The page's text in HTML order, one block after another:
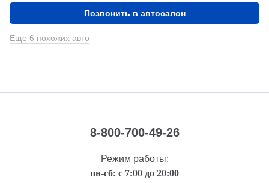
Позвонить в автосалон
Еще 6 похожих авто
8-800-700-49-26
Режим работы:
пн-сб: с 7:00 до 20:00